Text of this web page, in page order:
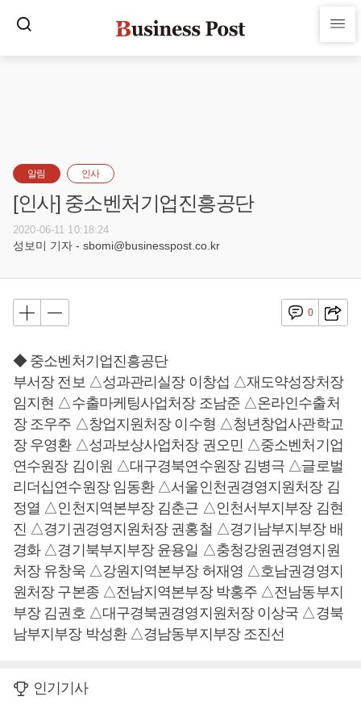
알림 인사
[인사] 중소벤처기업진흥공단
2020-06-11 10:18:24
성보미 기자 - sbomi@businesspost.co.kr
0
◆ 중소벤처기업진흥공단
부서장 전보 △성과관리실장 이창섭 △재도약성장처장
임지현 △수출마케팅사업처장 조남준 △온라인수출처
장 조우주 △창업지원처장 이수형 △청년창업사관학교
장 우영환 △성과보상사업처장 권오민 △중소벤처기업
연수원장 김이원 △대구경북연수원장 김병극 △글로벌
리더십연수원장 임동환 △서울인천권경영지원처장 김
정열 △인천지역본부장 김춘근 △인천서부지부장 김현
진 △경기권경영지원처장 권홍철 △경기남부지부장 배
경화 △경기북부지부장 윤용일 △충청강원권경영지원
처장 유창욱 △강원지역본부장 허재영 △호남권경영지
원처장 구본종 △전남지역본부장 박홍주 △전남동부지
부장 김권호 △대구경북권경영지원처장 이상국 △경북
남부지부장 박성환 △경남동부지부장 조진선
인기기사